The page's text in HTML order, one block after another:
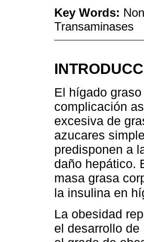
Key Words:
Transaminases
El hígado
complicación
excesiva de
azucares
predisponen a
daño hepático.
masa grasa
la insulina en
La obesidad
el desarrollo